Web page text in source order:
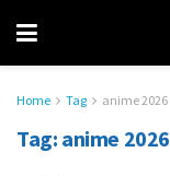
Home Tag anime 2026
Tag: anime 2026